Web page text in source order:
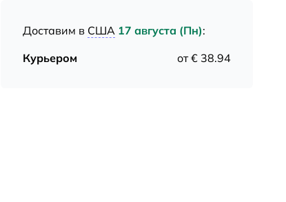
Доставим в США 17 августа (Пн):
Курьером
от € 38.94